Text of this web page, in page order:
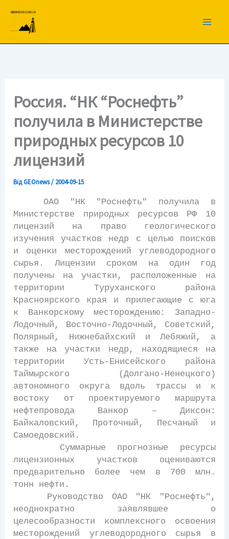
вмісту
Россия. “НК “Роснефть”
получила в Министерстве
природных ресурсов 10
лицензий
ВідGEOnews/ 2004-09-15
ОАО "НК "Роснефть" получила в
Министерстве природных ресурсов РФ 10
лицензий на право геологического
изучения участков недр с целью поисков
и оценки месторождений углеводородного
сырья. Лицензии сроком на один год
получены на участки, расположенные на
территории Туруханского района
Красноярского края и прилегающие с юга
к Ванкорскому месторождению: Западно-
Лодочный, Восточно-Лодочный, Советский,
Полярный, Нижнебайхский и Лебяжий, а
также на участки недр, находящиеся на
территории Усть-Енисейского района
Таймырского (Долгано-Ненецкого)
автономного округа вдоль трассы и к
востоку от проектируемого маршрута
нефтепровода Ванкор – Диксон:
Байкаловский, Проточный, Песчаный и
Самоедовский.
Суммарные прогнозные ресурсы
лицензионных участков оцениваются
предварительно более чем в 700 млн.
тонн нефти.
Руководство ОАО "НК "Роснефть",
неоднократно заявлявшее о
целесообразности комплексного освоения
месторождений углеводородного сырья в